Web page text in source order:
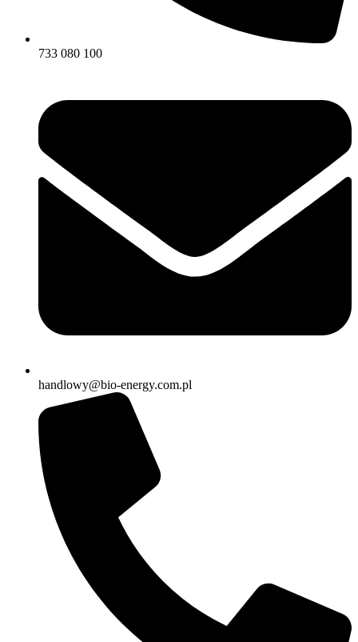
733 080 100
handlowy@bio-energy.com.pl